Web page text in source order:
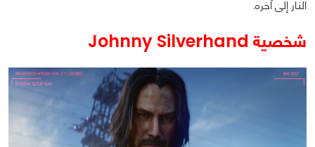
النار إلى آخره.
شخصية Johnny Silverhand